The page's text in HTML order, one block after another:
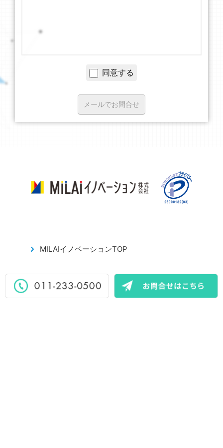
同意する
メールでお問合せ
MILAIイノベーションTOP
会社概要